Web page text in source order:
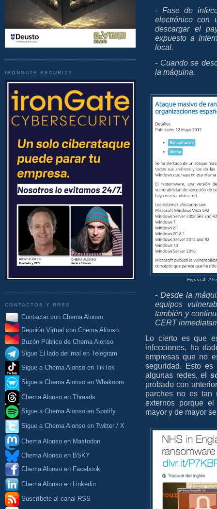
IRONGATE SECURITY
CONTACTOS Y RRSS
Contactar con Chema Alonso
Reunión Virtual con Chema Alonso
Buzón Público de Chema Alonso
Sigue El lado del mal en Telegram
Sigue a Chema Alonso en TikTok
Sigue a Chema Alonso en Whakoom
Chema Alonso en Threads
Sigue a Chema Alonso en Spotify
Sigue a Chema Alonso en Twitter / X
Chema Alonso en Mastodon
Chema Alonso en BSKY
Chema Alonso en Facebook
Chema Alonso en Linkedin
Suscríbete al canal RSS
- Fase de
electrónico con
descargar el
expuesto a
local.
- Cuando se
la máquina.
Figura 4:
- Desde la
equipos
también y
CERT
Lo cierto es que
infecciones, ha
empresas que no
seguridad. Esto
algunas redes, el
probado con
parches no es tan
externos porque
mayor y de mayor